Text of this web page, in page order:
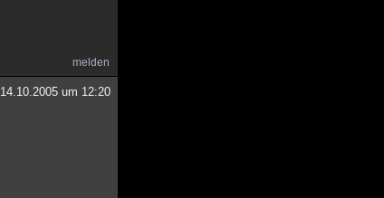
melden
14.10.2005 um 12:20